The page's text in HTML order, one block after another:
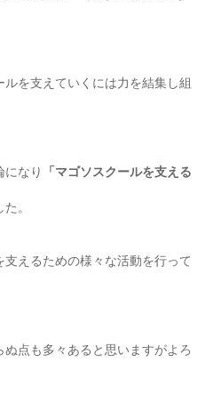
を支えていくには力を結集し組
になり 「マゴソスクールを支える
。
えるための様々な活動を行って
点も多々あると思いますがよろ